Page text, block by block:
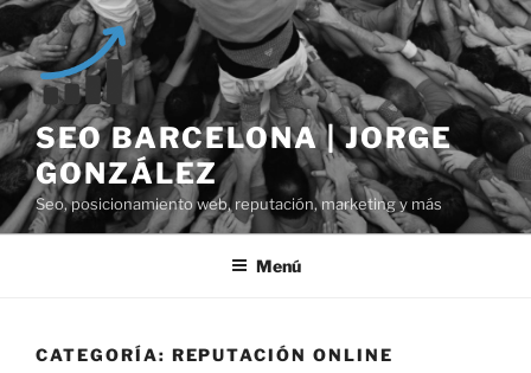
Saltar
al
contenido
SEO BARCELONA | JORGE
GONZÁLEZ
Seo, posicionamiento web, reputación, marketing y más
Menú
CATEGORÍA: REPUTACIÓN ONLINE